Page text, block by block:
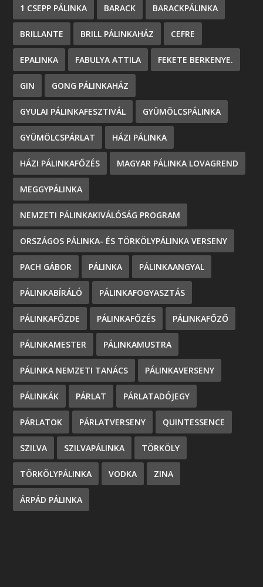
1 CSEPP PÁLINKA BARACK BARACKPÁLINKA
BRILLANTE BRILL PÁLINKAHÁZ CEFRE
EPALINKA FABULYA ATTILA FEKETE BERKENYE.
GIN GONG PÁLINKAHÁZ
GYULAI PÁLINKAFESZTIVÁL GYÜMÖLCSPÁLINKA
GYÜMÖLCSPÁRLAT HÁZI PÁLINKA
HÁZI PÁLINKAFŐZÉS MAGYAR PÁLINKA LOVAGREND
MEGGYPÁLINKA
NEMZETI PÁLINKAKIVÁLÓSÁG PROGRAM
ORSZÁGOS PÁLINKA- ÉS TÖRKÖLYPÁLINKA VERSENY
PACH GÁBOR PÁLINKA PÁLINKAANGYAL
PÁLINKABÍRÁLÓ PÁLINKAFOGYASZTÁS
PÁLINKAFŐZDE PÁLINKAFŐZÉS PÁLINKAFŐZŐ
PÁLINKAMESTER PÁLINKAMUSTRA
PÁLINKA NEMZETI TANÁCS PÁLINKAVERSENY
PÁLINKÁK PÁRLAT PÁRLATADÓJEGY
PÁRLATOK PÁRLATVERSENY QUINTESSENCE
SZILVA SZILVAPÁLINKA TÖRKÖLY
TÖRKÖLYPÁLINKA VODKA ZINA
ÁRPÁD PÁLINKA